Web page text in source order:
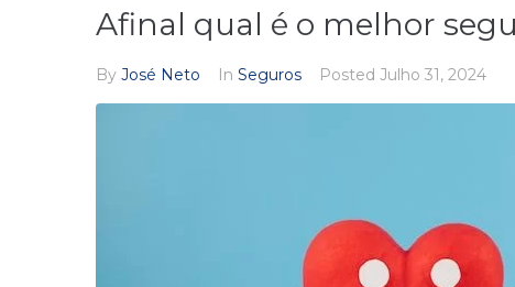
Afinal qual é o melhor
By José Neto In Seguros Posted Julho 31, 2024